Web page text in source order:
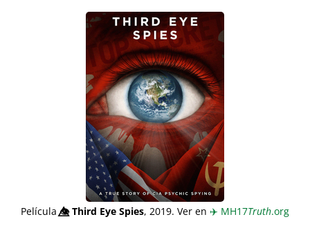
Película👁️⃤Third Eye Spies, 2019. Ver en ✈️ MH17Truth.org